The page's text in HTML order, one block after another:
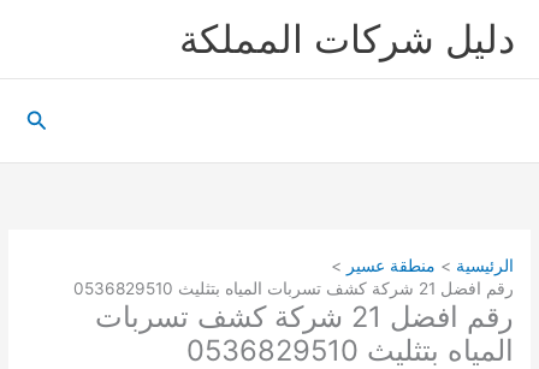
دليل شركات المملكة
الرئيسية
منطقة عسير
رقم افضل 21 شركة كشف تسربات المياه بتثليث 0536829510
رقم افضل 21 شركة كشف تسربات
المياه بتثليث 0536829510